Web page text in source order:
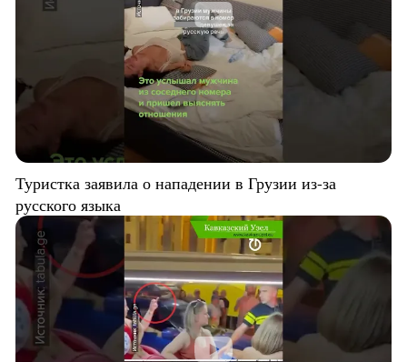
Туристка заявила о нападении в Грузии из-за
русского языка